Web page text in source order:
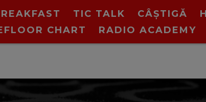
TIC TALK CÂȘTIGĂ
CHART
RADIO ACADEMY